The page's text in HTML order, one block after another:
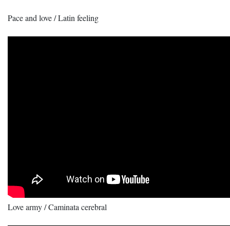
Pace and love / Latin feeling
Love army / Caminata cerebral